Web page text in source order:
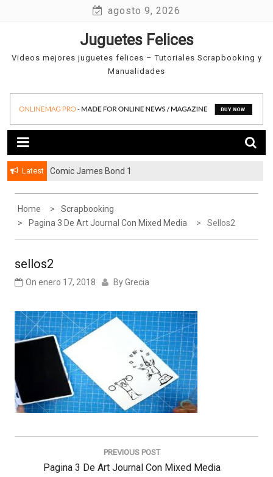
agosto 9, 2026
Juguetes Felices
Videos mejores juguetes felices – Tutoriales Scrapbooking y
Manualidades
Latest Comic James Bond 1
Home
Scrapbooking
Pagina 3 De Art Journal Con Mixed Media
Sellos2
sellos2
On enero 17, 2018 ByGrecia
Navegación
PREVIOUS POST
Previous
Pagina 3 De Art Journal Con Mixed Media